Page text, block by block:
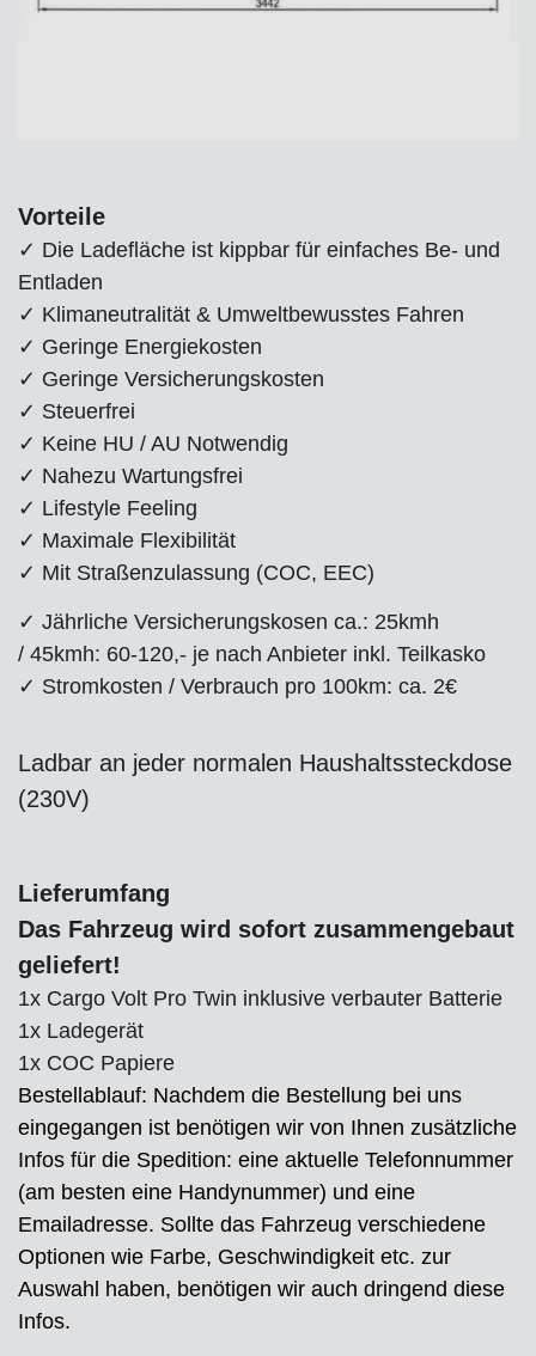
Vorteile
✓ Die Ladefläche ist kippbar für einfaches Be- und
Entladen
✓ Klimaneutralität & Umweltbewusstes Fahren
✓ Geringe Energiekosten
✓ Geringe Versicherungskosten
✓ Steuerfrei
✓ Keine HU / AU Notwendig
✓ Nahezu Wartungsfrei
✓ Lifestyle Feeling
✓ Maximale Flexibilität
✓ Mit Straßenzulassung (COC, EEC)
✓ Jährliche Versicherungskosen ca.: 25kmh
/ 45kmh: 60-120,- je nach Anbieter inkl. Teilkasko
✓ Stromkosten / Verbrauch pro 100km: ca. 2€
Ladbar an jeder normalen Haushaltssteckdose
(230V)
Lieferumfang
Das Fahrzeug wird sofort zusammengebaut
geliefert!
1x Cargo Volt Pro Twin inklusive verbauter Batterie
1x Ladegerät
1x COC Papiere
Bestellablauf: Nachdem die Bestellung bei uns
eingegangen ist benötigen wir von Ihnen zusätzliche
Infos für die Spedition: eine aktuelle Telefonnummer
(am besten eine Handynummer) und eine
Emailadresse. Sollte das Fahrzeug verschiedene
Optionen wie Farbe, Geschwindigkeit etc. zur
Auswahl haben, benötigen wir auch dringend diese
Infos.